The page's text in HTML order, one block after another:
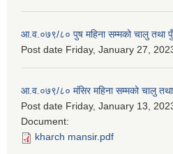
आ.व.०७९/८० पुष महिना सम्मको चालु तथा
Post date Friday, January 27,
आ.व.०७९/८० मंसिर महिना सम्मको चालु तथा
Post date Friday, January 13,
Document:
kharch mansir.pdf